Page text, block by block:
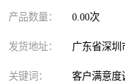
产品数量： 0.00次
发货地址： 广东省深圳
关键词： 客户满意度